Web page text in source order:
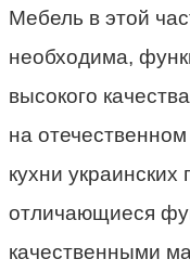
Мебель в этой
необходима,
высокого
на
кухни украинских
отличающиеся
качественными